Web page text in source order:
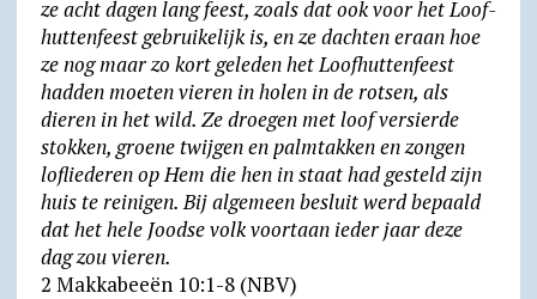
ze acht dagen lang feest, zoals dat ook voor het Loof­
hut­ten­feest gebruikelijk is, en ze dachten eraan hoe
ze nog maar zo kort geleden het Loof­hut­ten­feest
hadden moeten vieren in holen in de rotsen, als
dieren in het wild. Ze droegen met loof versierde
stokken, groene twijgen en palmtakken en zongen
lofliederen op Hem die hen in staat had gesteld zijn
huis te reinigen. Bij algemeen besluit werd bepaald
dat het hele Joodse volk voortaan ieder jaar deze
dag zou vieren.
2 Makkabeeën 10:1-8 (NBV)